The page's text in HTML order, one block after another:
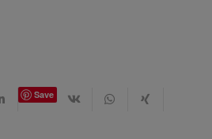
Save